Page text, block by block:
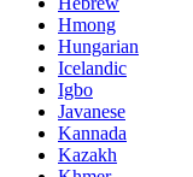
Hmong
Hungarian
Icelandic
Igbo
Javanese
Kannada
Kazakh